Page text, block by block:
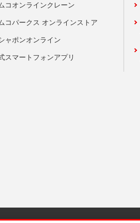
コオンラインクレーン
コパークス オンラインストア
ャポンオンライン
スマートフォンアプリ